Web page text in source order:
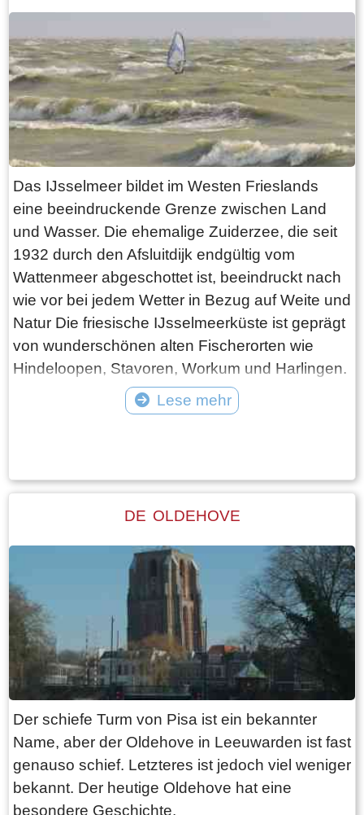
worden beleefd en daar wordt het hele jaar rond
gretig gebruik van gemaakt. (tekst volgt)
Das IJsselmeer bildet im Westen Frieslands
eine beeindruckende Grenze zwischen Land
und Wasser. Die ehemalige Zuiderzee, die seit
1932 durch den Afsluitdijk endgültig vom
Wattenmeer abgeschottet ist, beeindruckt nach
wie vor bei jedem Wetter in Bezug auf Weite und
Natur Die friesische IJsselmeerküste ist geprägt
von wunderschönen alten Fischerorten wie
Hindeloopen, Stavoren, Workum und Harlingen.
Es gibt aber auch malerische Dörfer wie
Cornwerd, Gaast und Piaam, ganz zu
Charterschiffe, die mit Touristengruppen oder
der Region. Die Weltmeere wurden von
Hindeloopen, Stavoren, Workum und Harlingen
zum Handel gesegelt. Auch beim Walfang
spielte Harlingen eine wichtige Rolle Die Küste
hat auch eine wichtige Rolle bei der
Verteidigung von Friesland gespielt.
Beispielsweise war die Schlacht von Warns am
26. September 1345 die wichtigste Schlacht im
friesisch-niederländischen Krieg zwischen Graf
Wilhelm IV. Von Holland und den Friesen. Die
Friesen siegten mit höherer Gewalt. Diese
Schlacht wird jährlich am Denkmal am Rea Klif
Lese mehr
DE OLDEHOVE
Der schiefe Turm von Pisa ist ein bekannter
Name, aber der Oldehove in Leeuwarden ist fast
genauso schief. Letzteres ist jedoch viel weniger
bekannt. Der heutige Oldehove hat eine
besondere Geschichte.